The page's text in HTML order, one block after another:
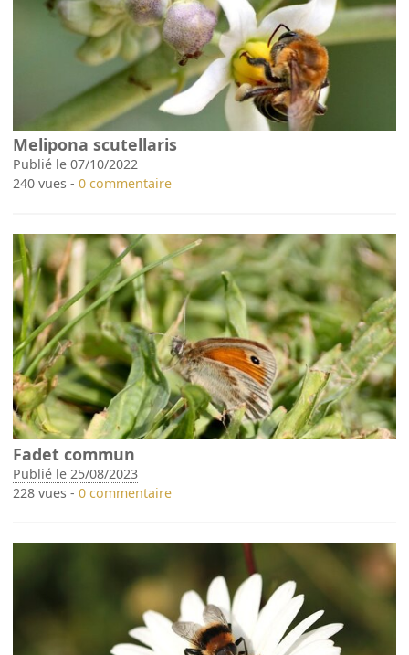
Melipona scutellaris
Publié le 07/10/2022
240 vues -0 commentaire
Fadet commun
Publié le 25/08/2023
228 vues -0 commentaire